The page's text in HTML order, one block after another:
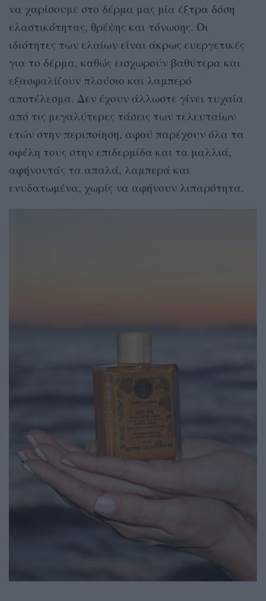
να χαρίσουμε στο δέρμα μας μία έξτρα δόση
ελαστικότητας, θρέψης και τόνωσης. Οι
ιδιότητες των ελαίων είναι άκρως ευεργετικές
για το δέρμα, καθώς εισχωρούν βαθύτερα και
εξασφαλίζουν πλούσιο και λαμπερό
αποτέλεσμα. Δεν έχουν άλλωστε γίνει τυχαία
από τις μεγαλύτερες τάσεις των τελευταίων
ετών στην περιποίηση, αφού παρέχουν όλα τα
οφέλη τους στην επιδερμίδα και τα μαλλιά,
αφήνοντάς τα απαλά, λαμπερά και
ενυδατωμένα, χωρίς να αφήνουν λιπαρότητα.